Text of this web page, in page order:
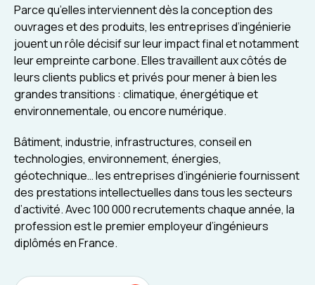
Parce qu’elles interviennent dès la conception des
ouvrages et des produits, les entreprises d’ingénierie
jouent un rôle décisif sur leur impact final et notamment
leur empreinte carbone. Elles travaillent aux côtés de
leurs clients publics et privés pour mener à bien les
grandes transitions : climatique, énergétique et
environnementale, ou encore numérique.
Bâtiment, industrie, infrastructures, conseil en
technologies, environnement, énergies,
géotechnique… les entreprises d’ingénierie fournissent
des prestations intellectuelles dans tous les secteurs
d’activité. Avec 100 000 recrutements chaque année, la
profession est le premier employeur d’ingénieurs
diplômés en France.